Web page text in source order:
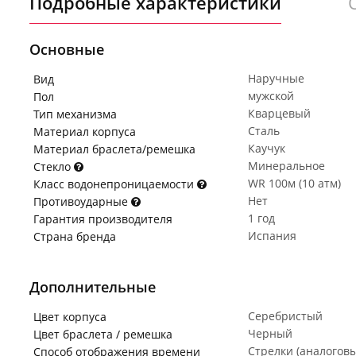
Основные
Вид
Наручные
Пол
мужской
Тип механизма
Кварцевый
Материал корпуса
Сталь
Материал браслета/ремешка
Каучук
Стекло
Минеральное
Класс водонепроницаемости
WR 100м (10 атм)
Противоударные
Нет
Гарантия производителя
1 год
Страна бренда
Испания
Дополнительные
Цвет корпуса
Серебристый
Цвет браслета / ремешка
Черный
Способ отображения времени
Стрелки